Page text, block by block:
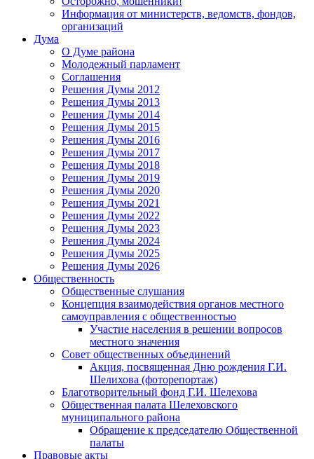
Информация от министерств, ведомств, фондов,
организаций
Дума
О Думе района
Молодежный парламент
Соглашения
Решения Думы 2012
Решения Думы 2013
Решения Думы 2014
Решения Думы 2015
Решения Думы 2016
Решения Думы 2017
Решения Думы 2018
Решения Думы 2019
Решения Думы 2020
Решения Думы 2021
Решения Думы 2022
Решения Думы 2023
Решения Думы 2024
Решения Думы 2025
Решения Думы 2026
Общественность
Общественные слушания
Концепция взаимодействия органов местного
самоуправления с общественностью
Участие населения в решении вопросов
местного значения
Совет общественных объединений
Акция, посвященная Дню рождения Г.И.
Шелихова (фоторепортаж)
Благотворительный фонд Г.И. Шелехова
Общественная палата Шелеховского
муниципального района
Обращение к председателю Общественной
палаты
Правовые акты